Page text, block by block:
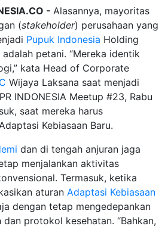
- Alasannya, mayoritas
(stakeholder) perusahaan yang
Pupuk Indonesia Holding
petani. “Mereka identik
kata Head of Corporate
Wijaya Laksana saat menjadi
INDONESIA Meetup #23, Rabu
saat mereka harus
Kebiasaan Baru.
dan di tengah anjuran jaga
menjalankan aktivitas
Termasuk, ketika
aturan Adaptasi Kebiasaan
dengan tetap mengedepankan
protokol kesehatan. “Bahkan,